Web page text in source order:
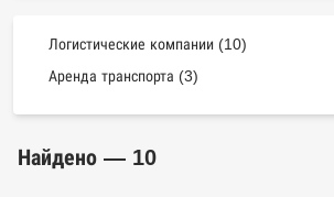
Логистические компании (10)
Аренда транспорта (3)
Найдено — 10